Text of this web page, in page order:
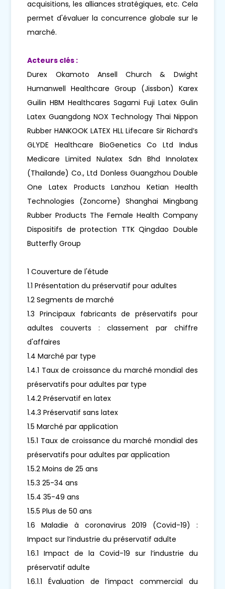
acquisitions, les alliances stratégiques, etc. Cela
permet d'évaluer la concurrence globale sur le
marché.
Acteurs clés :
Durex Okamoto Ansell Church & Dwight
Humanwell Healthcare Group (Jissbon) Karex
Guilin HBM Healthcares Sagami Fuji Latex Gulin
Latex Guangdong NOX Technology Thai Nippon
Rubber HANKOOK LATEX HLL Lifecare Sir Richard’s
GLYDE Healthcare BioGenetics Co Ltd Indus
Medicare Limited Nulatex Sdn Bhd Innolatex
(Thaïlande) Co., Ltd Donless Guangzhou Double
One Latex Products Lanzhou Ketian Health
Technologies (Zoncome) Shanghai Mingbang
Rubber Products The Female Health Company
Dispositifs de protection TTK Qingdao Double
Butterfly Group
1 Couverture de l'étude
1.1 Présentation du préservatif pour adultes
1.2 Segments de marché
1.3 Principaux fabricants de préservatifs pour
adultes couverts : classement par chiffre
d'affaires
1.4 Marché par type
1.4.1 Taux de croissance du marché mondial des
préservatifs pour adultes par type
1.4.2 Préservatif en latex
1.4.3 Préservatif sans latex
1.5 Marché par application
1.5.1 Taux de croissance du marché mondial des
préservatifs pour adultes par application
1.5.2 Moins de 25 ans
1.5.3 25-34 ans
1.5.4 35-49 ans
1.5.5 Plus de 50 ans
1.6 Maladie à coronavirus 2019 (Covid-19) :
Impact sur l’industrie du préservatif adulte
1.6.1 Impact de la Covid-19 sur l’industrie du
préservatif adulte
1.6.1.1 Évaluation de l’impact commercial du